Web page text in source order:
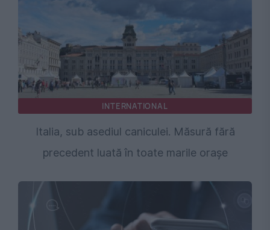
INTERNATIONAL
Italia, sub asediul caniculei. Măsură fără
precedent luată în toate marile orașe